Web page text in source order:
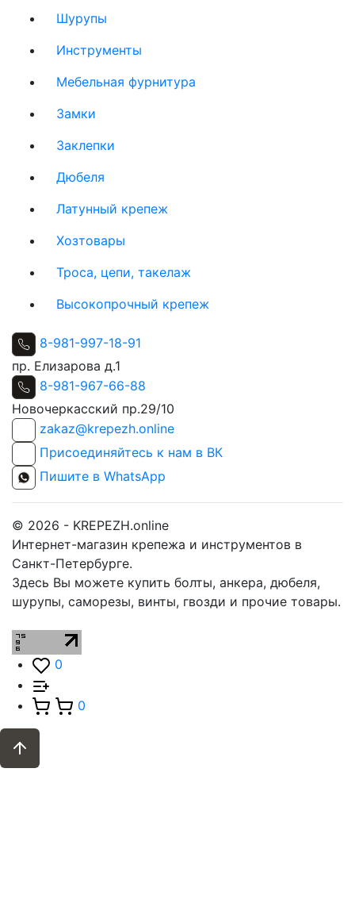
Шурупы
Инструменты
Мебельная фурнитура
Замки
Заклепки
Дюбеля
Латунный крепеж
Хозтовары
Троса, цепи, такелаж
Высокопрочный крепеж
8-981-997-18-91
пр. Елизарова д.1
8-981-967-66-88
Новочеркасский пр.29/10
zakaz@krepezh.online
Присоединяйтесь к нам в ВК
Пишите в WhatsApp
© 2026 - KREPEZH.online
Интернет-магазин крепежа и инструментов в
Санкт-Петербурге.
Здесь Вы можете купить болты, анкера, дюбеля,
шурупы, саморезы, винты, гвозди и прочие товары.
0
0